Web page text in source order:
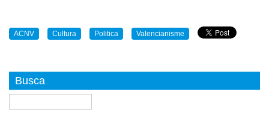
ACNV Cultura Politica Valencianisme
Busca